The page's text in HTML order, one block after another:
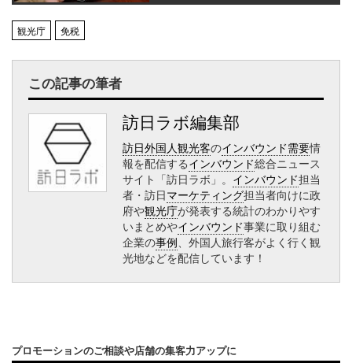
観光庁 免税
この記事の筆者
訪日ラボ編集部
訪日外国人観光客のインバウンド需要情
報を配信するインバウンド総合ニュース
サイト「訪日ラボ」。 インバウンド担当
者・訪日マーケティング担当者向けに政
府や観光庁が発表する統計のわかりやす
いまとめやインバウンド事業に取り組む
企業の事例、外国人旅行客がよく行く観
光地などを配信しています！
プロモーションのご相談や店舗の集客力アップに